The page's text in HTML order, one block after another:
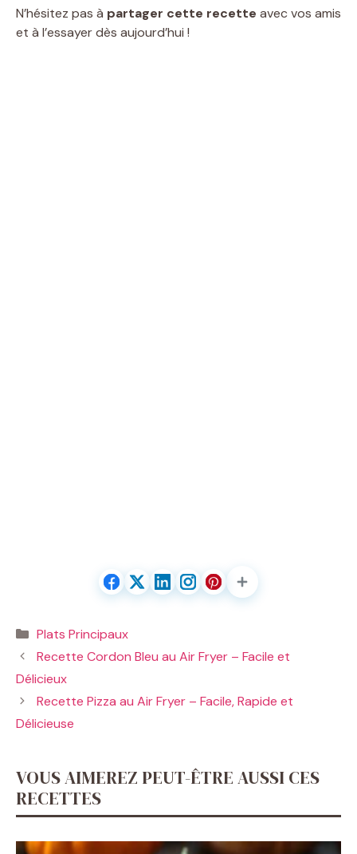
N’hésitez pas à partager cette recette avec vos amis
et à l’essayer dès aujourd’hui !
Catégories
Plats Principaux
Recette Cordon Bleu au Air Fryer – Facile et
Délicieux
Recette Pizza au Air Fryer – Facile, Rapide et
Délicieuse
VOUS AIMEREZ PEUT-ÊTRE AUSSI CES
RECETTES